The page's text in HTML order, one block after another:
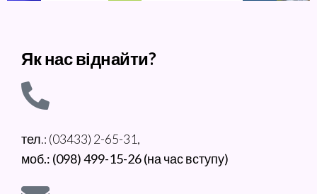
Як нас віднайти?
тел.: (03433) 2-65-31,
моб.: (098) 499-15-26 (на час вступу)